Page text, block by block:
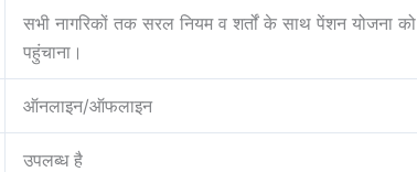
सभी नागरिकों तक सरल नियम व शर्तों के साथ पेंशन योजना को
पहुंचाना।
ऑनलाइन/ऑफलाइन
उपलब्ध है